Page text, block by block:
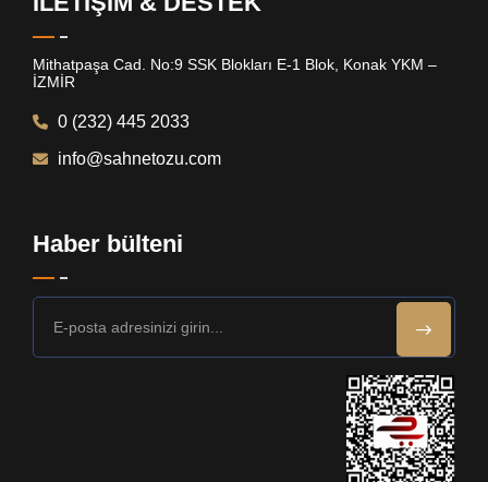
Mithatpaşa Cad. No:9 SSK Blokları E-1 Blok, Konak YKM –
İZMİR
0 (232) 445 2033
info@sahnetozu.com
Haber bülteni